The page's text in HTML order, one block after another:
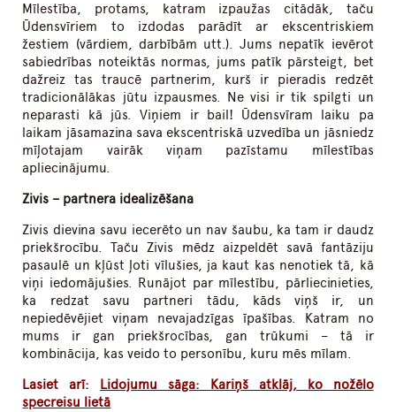
Mīlestība, protams, katram izpaužas citādāk, taču
Ūdensvīriem to izdodas parādīt ar ekscentriskiem
žestiem (vārdiem, darbībām utt.). Jums nepatīk ievērot
sabiedrības noteiktās normas, jums patīk pārsteigt, bet
dažreiz tas traucē partnerim, kurš ir pieradis redzēt
tradicionālākas jūtu izpausmes. Ne visi ir tik spilgti un
neparasti kā jūs. Viņiem ir bail! Ūdensvīram laiku pa
laikam jāsamazina sava ekscentriskā uzvedība un jāsniedz
mīļotajam vairāk viņam pazīstamu mīlestības
apliecinājumu.
Zivis – partnera idealizēšana
Zivis dievina savu iecerēto un nav šaubu, ka tam ir daudz
priekšrocību. Taču Zivis mēdz aizpeldēt savā fantāziju
pasaulē un kļūst ļoti vīlušies, ja kaut kas nenotiek tā, kā
viņi iedomājušies. Runājot par mīlestību, pārliecinieties,
ka redzat savu partneri tādu, kāds viņš ir, un
nepiedēvējiet viņam nevajadzīgas īpašības. Katram no
mums ir gan priekšrocības, gan trūkumi – tā ir
kombinācija, kas veido to personību, kuru mēs mīlam.
Lasiet arī:
Lidojumu sāga: Kariņš atklāj, ko nožēlo
specreisu lietā